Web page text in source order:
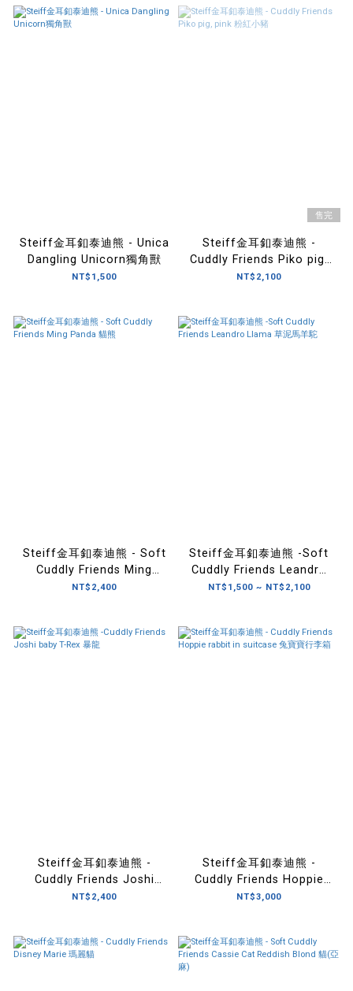
Steiff金耳釦泰迪熊 - Unica
Dangling Unicorn獨角獸
NT$1,500
售完
Steiff金耳釦泰迪熊 -
Cuddly Friends Piko pig,
pink 粉紅小豬
NT$2,100
Steiff金耳釦泰迪熊 - Soft
Cuddly Friends Ming
Panda 貓熊
NT$2,400
Steiff金耳釦泰迪熊 -Soft
Cuddly Friends Leandro
Llama 草泥馬羊駝
NT$1,500 ~ NT$2,100
Steiff金耳釦泰迪熊 -
Cuddly Friends Joshi
baby T-Rex 暴龍
NT$2,400
Steiff金耳釦泰迪熊 -
Cuddly Friends Hoppie
rabbit in suitcase 兔寶寶
NT$3,000